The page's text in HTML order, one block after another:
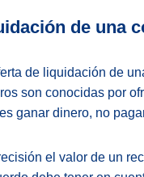
de una
de liquidación de
son conocidas por
ganar dinero, no
el valor de un